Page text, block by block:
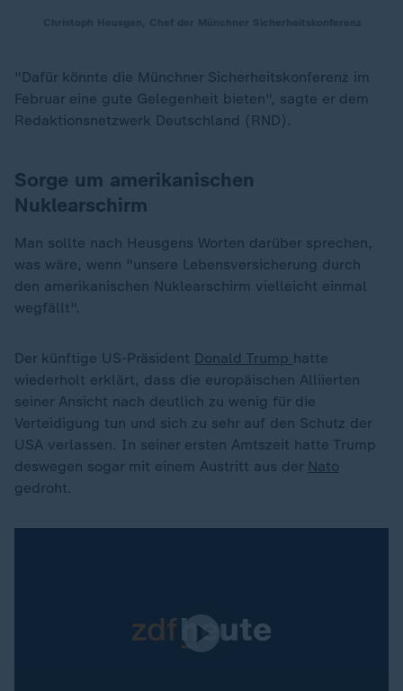
"Dafür könnte die Münchner Sicherheitskonferenz im
Februar eine gute Gelegenheit bieten", sagte er dem
Redaktionsnetzwerk Deutschland (RND).
Sorge um amerikanischen
Nuklearschirm
Man sollte nach Heusgens Worten darüber sprechen,
was wäre, wenn "unsere Lebensversicherung durch
den amerikanischen Nuklearschirm vielleicht einmal
wegfällt".
Der künftige US-Präsident Donald Trump hatte
wiederholt erklärt, dass die europäischen Alliierten
seiner Ansicht nach deutlich zu wenig für die
Verteidigung tun und sich zu sehr auf den Schutz der
USA verlassen. In seiner ersten Amtszeit hatte Trump
deswegen sogar mit einem Austritt aus der Nato
gedroht.